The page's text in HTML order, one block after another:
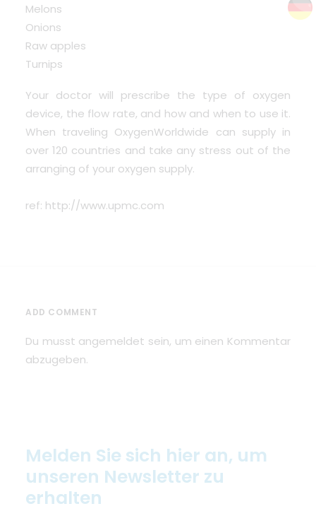
Melons
Onions
Raw apples
Turnips
Your doctor will prescribe the type of oxygen
device, the flow rate, and how and when to use it.
When traveling OxygenWorldwide can supply in
over 120 countries and take any stress out of the
arranging of your oxygen supply.
ref: http://www.upmc.com
ADD COMMENT
Du musst angemeldet sein, um einen Kommentar
abzugeben.
Melden Sie sich hier an, um
unseren Newsletter zu
erhalten